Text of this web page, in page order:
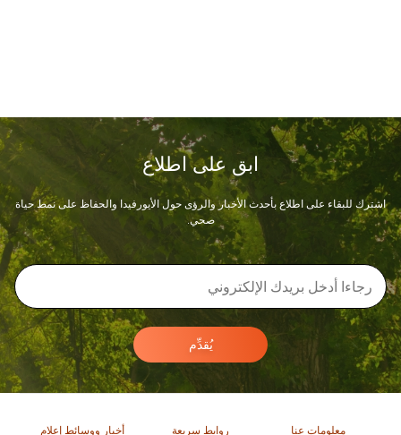
ابق على اطلاع
اشترك للبقاء على اطلاع بأحدث الأخبار والرؤى حول الأيورفيدا والحفاظ على نمط حياة
صحي.
يُقدِّم
معلومات عنا روابط سريعة أخبار ووسائط إعلام